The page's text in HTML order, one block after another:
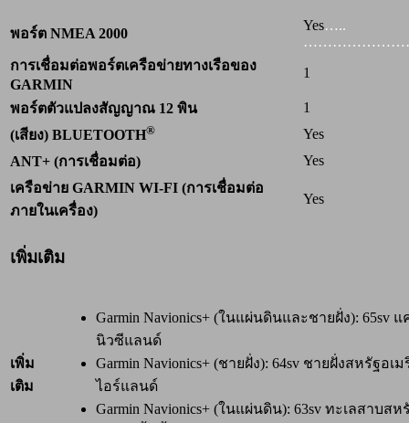
พอร์ต NMEA 2000
Yes…..
……… ………
การเชื่อมต่อพอร์ตเครือข่ายทางเรือของ
GARMIN
1
พอร์ตตัวแปลงสัญญาณ 12 พิน
1
(เสียง) BLUETOOTH®
Yes
ANT+ (การเชื่อมต่อ)
Yes
เครือข่าย GARMIN WI-FI (การเชื่อมต่อ
ภายในเครื่อง)
Yes
เพิ่มเติม
เพิ่ม
เติม
Garmin Navionics+ (ในแผ่นดินและชายฝั่ง): 65sv
นิวซีแลนด์
Garmin Navionics+ (ชายฝั่ง): 64sv ชายฝั่งสหรัฐอ
ไอร์แลนด์
Garmin Navionics+ (ในแผ่นดิน): 63sv ทะเลสาบสห